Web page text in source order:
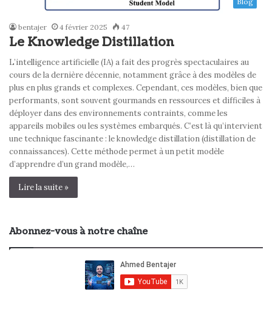
bentajer 4 février 2025 47
Le Knowledge Distillation
L’intelligence artificielle (IA) a fait des progrès spectaculaires au
cours de la dernière décennie, notamment grâce à des modèles de
plus en plus grands et complexes. Cependant, ces modèles, bien que
performants, sont souvent gourmands en ressources et difficiles à
déployer dans des environnements contraints, comme les
appareils mobiles ou les systèmes embarqués. C’est là qu’intervient
une technique fascinante : le knowledge distillation (distillation de
connaissances). Cette méthode permet à un petit modèle
d’apprendre d’un grand modèle,…
Lire la suite »
Abonnez-vous à notre chaîne